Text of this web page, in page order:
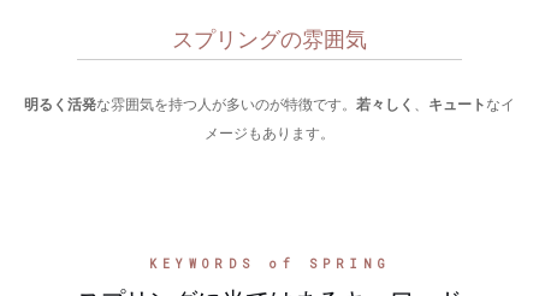
スプリングの雰囲気
明るく活発な雰囲気を持つ人が多いのが特徴です。 若々しく 、 キュート なイ
メージもあります。
KEYWORDS of SPRING